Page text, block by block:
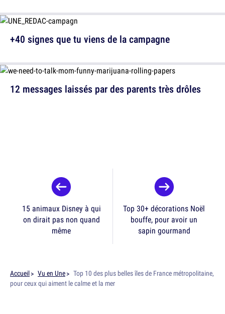
12 messages laissés par des parents très drôles
+40 signes que tu viens de la campagne
15 animaux Disney à qui
on dirait pas non quand
même
Top 30+ décorations Noël
bouffe, pour avoir un
sapin gourmand
Accueil Vu en Une
Top 10 des plus belles îles de France métropolitaine,
pour ceux qui aiment le calme et la mer